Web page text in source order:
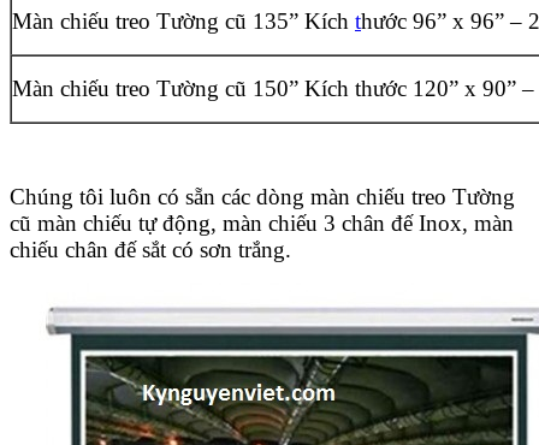
Màn chiếu treo Tường cũ 135” Kích thước 96” x 96” –
Màn chiếu treo Tường cũ 150” Kích thước 120” x 90”
Chúng tôi luôn có sẵn các dòng màn chiếu treo Tường
cũ màn chiếu tự động, màn chiếu 3 chân đế Inox, màn
chiếu chân đế sắt có sơn trắng.